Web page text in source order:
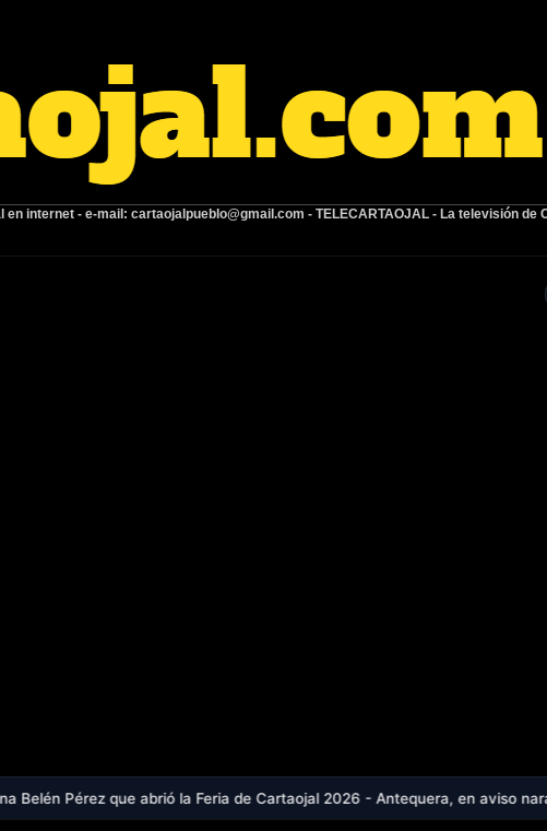
en internet - e-mail: cartaojalpueblo@gmail.com - TELECARTAOJAL - La televisión de
la Feria de Cartaojal 2026 - Antequera, en aviso naranja por